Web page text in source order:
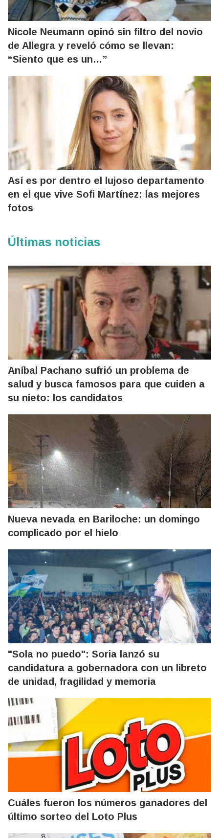
Nicole Neumann opinó sin filtro del novio
de Allegra y reveló cómo se llevan:
“Siento que es un…”
Así es por dentro el lujoso departamento
en el que vive Sofi Martínez: las mejores
fotos
Últimas noticias
Aníbal Pachano sufrió un problema de
salud y busca famosos para que cuiden a
su nieto: los candidatos
Nueva nevada en Bariloche: un domingo
complicado por el hielo
"Sola no puedo": Soria lanzó su
candidatura a gobernadora con un libreto
de unidad, fragilidad y memoria
Cuáles fueron los números ganadores del
último sorteo del Loto Plus